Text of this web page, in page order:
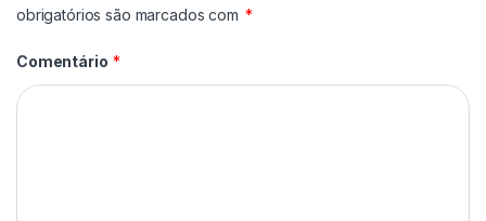
obrigatórios são marcados com *
Comentário *